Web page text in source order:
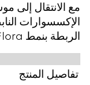
الإكسسوارات
الربطة بنمط Gucci Flora.
تفاصيل المنتج